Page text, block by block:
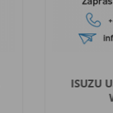
ISUZU